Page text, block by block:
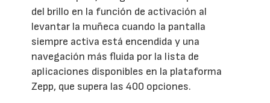
del brillo en la función de activación al
levantar la muñeca cuando la pantalla
siempre activa está encendida y una
navegación más fluida por la lista de
aplicaciones disponibles en la plataforma
Zepp, que supera las 400 opciones.